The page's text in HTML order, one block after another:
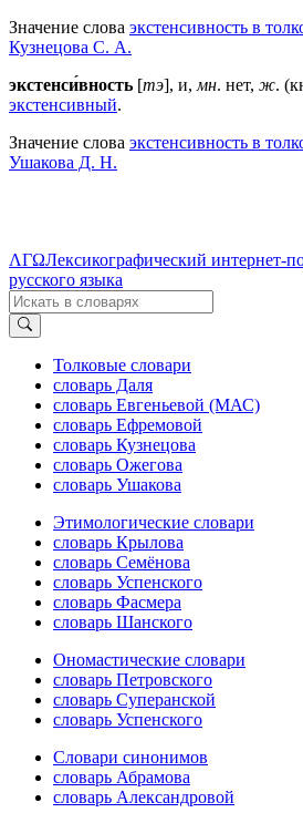
Значение слова экстенсивность в
Кузнецова С. А.
экстенси́вность [тэ], и, мн. нет, ж.
экстенсивный.
Значение слова экстенсивность в
Ушакова Д. Н.
ΛΓΩЛексикографический интернет-
русского языка
Толковые словари
словарь Даля
словарь Евгеньевой (МАС)
словарь Ефремовой
словарь Кузнецова
словарь Ожегова
словарь Ушакова
Этимологические словари
словарь Крылова
словарь Семёнова
словарь Успенского
словарь Фасмера
словарь Шанского
Ономастические словари
словарь Петровского
словарь Суперанской
словарь Успенского
Словари синонимов
словарь Абрамова
словарь Александровой